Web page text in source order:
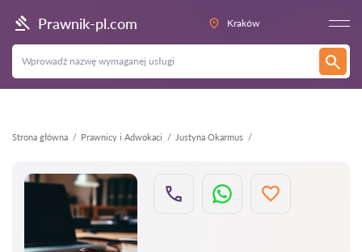
Prawnik-pl.com Kraków
Strona główna Prawnicy i Adwokaci Justyna Okarmus
Wstecz